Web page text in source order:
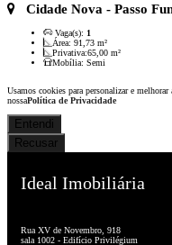
Cidade Nova - Passo
Vaga(s): 1
Área: 91,73 m²
Privativa:65,00 m²
Mobília: Semi
Usamos cookies para personalizar e
nossaPolítica de Privacidade
Entendi
Recusar
Ideal Imobiliária
Rua XV de Novembro, 918
sala 1002 - Edifício Privilégium